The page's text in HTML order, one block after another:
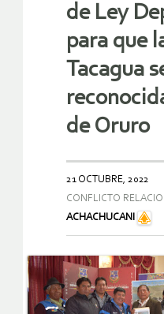
de Ley
para que
Tacagua
de Oruro
21 OCTUBRE, 2022
CONFLICTO
ACHACHUCANI